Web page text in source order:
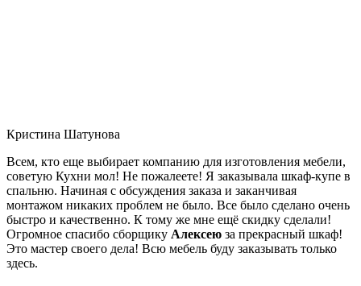
Кристина Шатунова
Всем, кто еще выбирает компанию для изготовления мебели,
советую Кухни мол! Не пожалеете! Я заказывала шкаф-купе в
спальню. Начиная с обсуждения заказа и заканчивая
монтажом никаких проблем не было. Все было сделано очень
быстро и качественно. К тому же мне ещё скидку сделали!
Огромное спасибо сборщику Алексею за прекрасный шкаф!
Это мастер своего дела! Всю мебель буду заказывать только
здесь.